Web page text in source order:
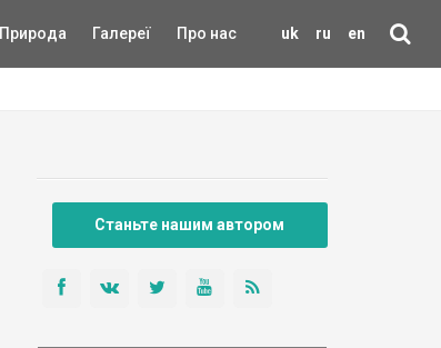
uk ru en
Природа Галереї Про нас
Станьте нашим автором